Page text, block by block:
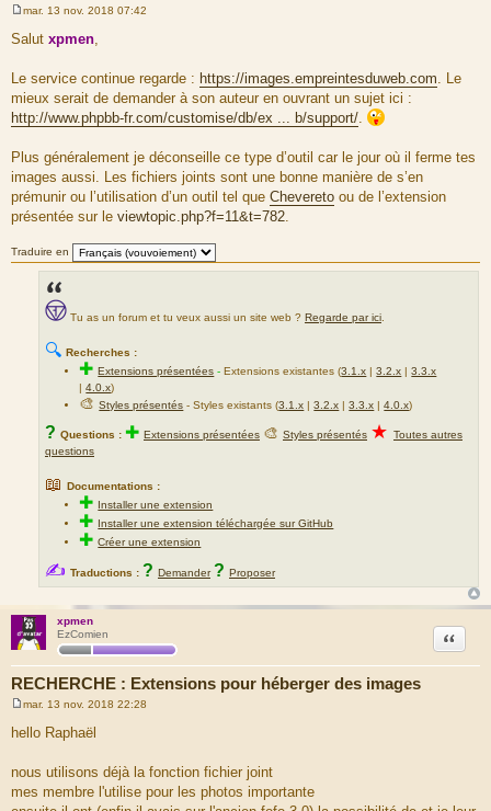
e
s
g
e
mar. 13 nov. 2018 07:42
Salut xpmen
Le service continue regarde : https://images.empreintesduweb.com . Le
mieux serait de demander à son auteur en ouvrant un sujet ici :
http://www.phpbb-fr.com/customise/db/ex ... b/support/
Plus généralement je déconseille ce type d’outil car le jour où il ferme tes
images aussi. Les fichiers joints sont une bonne manière de s’en
prémunir ou l’utilisation d’un outil tel que Chevereto ou de l’extension
présentée sur le viewtopic.php?f=11&t=782
Traduire en
Tu as un forum et tu veux aussi un site web ? Regarde par ici
🔍 Recherches :
✚Extensions présentées -Extensions existantes (3.1.x |3.2.x |3.3.x
|4.0.x)
🎨Styles présentés - Styles existants (3.1.x |3.2.x |3.3.x |4.0.x)
? Questions : ✚ Extensions présentées 🎨 Styles présentés ★ Toutes autres
questions
📖 Documentations :
✚ Installer une extension
✚ Installer une extension téléchargée sur GitHub
✚Créer une extension
✍ Traductions : ? Demander ? Proposer
xpmen
EzComien
RECHERCHE : Extensions pour héberger des images
Citation
e
s
a
g
e
mar. 13 nov. 2018 22:28
hello Raphaël
nous utilisons déjà la fonction fichier joint
mes membre l'utilise pour les photos importante